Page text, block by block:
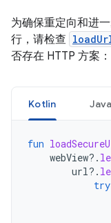
为确保重定向和进
行，请检查
否存在 HTTP 方案：
Kotlin Java
fun
webView?.
url?.
try